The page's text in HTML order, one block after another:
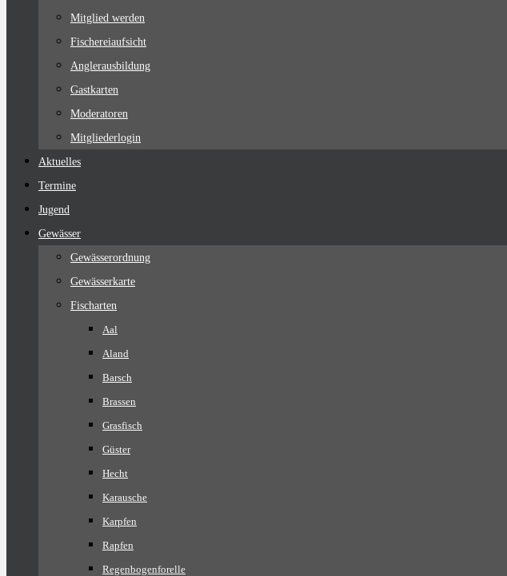
Mitglied werden
Fischereiaufsicht
Anglerausbildung
Gastkarten
Moderatoren
Mitgliederlogin
Aktuelles
Termine
Jugend
Gewässer
Gewässerordnung
Gewässerkarte
Fischarten
Aal
Aland
Barsch
Brassen
Grasfisch
Güster
Hecht
Karausche
Karpfen
Rapfen
Regenbogenforelle